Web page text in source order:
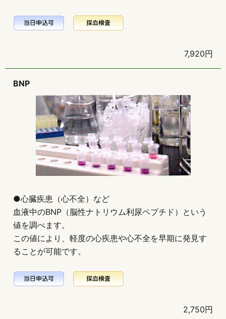
7,920円
BNP
●心臓疾患（心不全）など
血液中のBNP（脳性ナトリウム利尿ペプチド）という
値を調べます。
この値により、軽度の心疾患や心不全を早期に発見す
ることが可能です。
2,750円